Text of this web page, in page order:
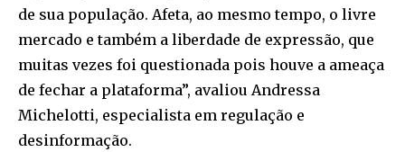
de sua população. Afeta, ao mesmo tempo, o livre
mercado e também a liberdade de expressão, que
muitas vezes foi questionada pois houve a ameaça
de fechar a plataforma”, avaliou Andressa
Michelotti, especialista em regulação e
desinformação.